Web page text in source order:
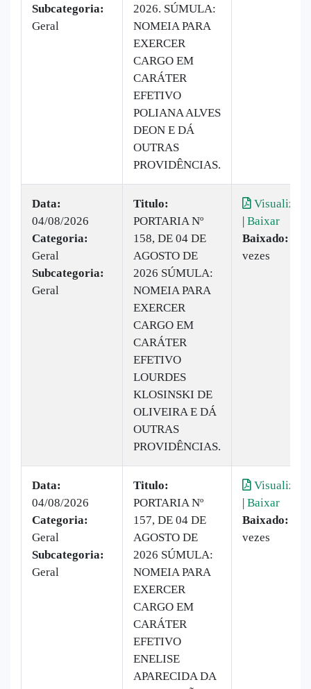
Subcategoria:
Geral
2026. SÚMULA:
NOMEIA PARA
EXERCER
CARGO EM
CARÁTER
EFETIVO
POLIANA ALVES
DEON E DÁ
OUTRAS
PROVIDÊNCIAS.
Data:
04/08/2026
Categoria:
Geral
Subcategoria:
Geral
Titulo:
PORTARIA Nº
158, DE 04 DE
AGOSTO DE
2026 SÚMULA:
NOMEIA PARA
EXERCER
CARGO EM
CARÁTER
EFETIVO
LOURDES
KLOSINSKI DE
OLIVEIRA E DÁ
OUTRAS
PROVIDÊNCIAS.
Visualizar
| Baixar
Baixado:
vezes
Data:
04/08/2026
Categoria:
Geral
Subcategoria:
Geral
Titulo:
PORTARIA Nº
157, DE 04 DE
AGOSTO DE
2026 SÚMULA:
NOMEIA PARA
EXERCER
CARGO EM
CARÁTER
EFETIVO
ENELISE
APARECIDA DA
Visualizar
| Baixar
Baixado:
vezes